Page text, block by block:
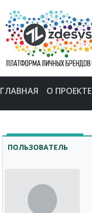
ГЛАВНАЯ О ПРОЕКТЕ
ПОЛЬЗОВАТЕЛЬ